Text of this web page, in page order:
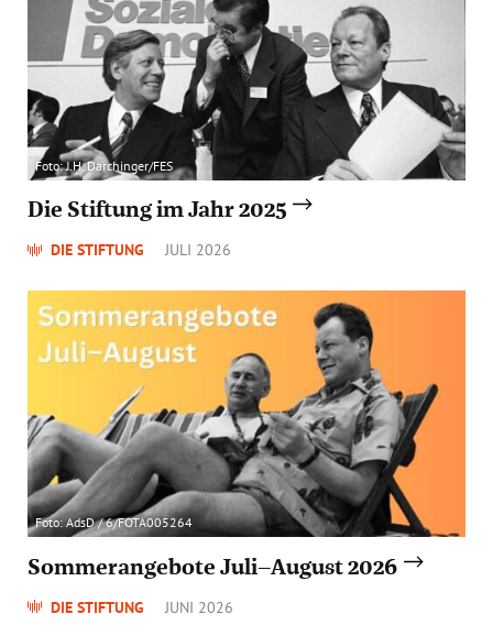
Foto: J.H. Darchinger/FES
Die Stiftung im Jahr 2025
DIE STIFTUNG JULI 2026
Foto: AdsD / 6/FOTA005264
Sommerangebote Juli–August 2026
DIE STIFTUNG JUNI 2026